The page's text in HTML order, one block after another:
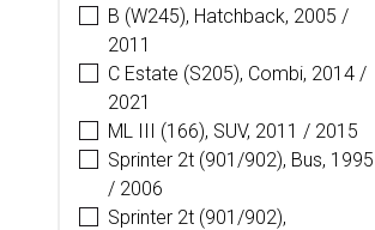
B (W245), Hatchback, 2005 /
2011
C Estate (S205), Combi, 2014 /
2021
ML III (166), SUV, 2011 / 2015
Sprinter 2t (901/902), Bus, 1995
/ 2006
Sprinter 2t (901/902),